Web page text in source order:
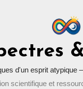
d'un esprit atypique
scientifique et